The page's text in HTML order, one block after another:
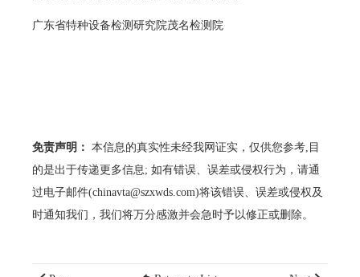
广东省特种设备检测研究院茂名检测院
免责声明： 本信息的真实性未经我网证实，仅供您参考,目
的是出于传递更多信息; 如有错误、误差或侵权行为，请通
过电子邮件(chinavta@szxwds.com)将该错误、误差或侵权及
时通知我们，我们将万分感激并会急时予以修正或删除。